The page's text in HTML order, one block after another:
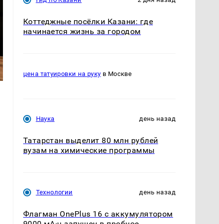
Коттеджные посёлки Казани: где
начинается жизнь за городом
цена татуировки на руку в Москве
Наука день назад
Татарстан выделит 80 млн рублей
вузам на химические программы
Технологии день назад
Флагман OnePlus 16 с аккумулятором